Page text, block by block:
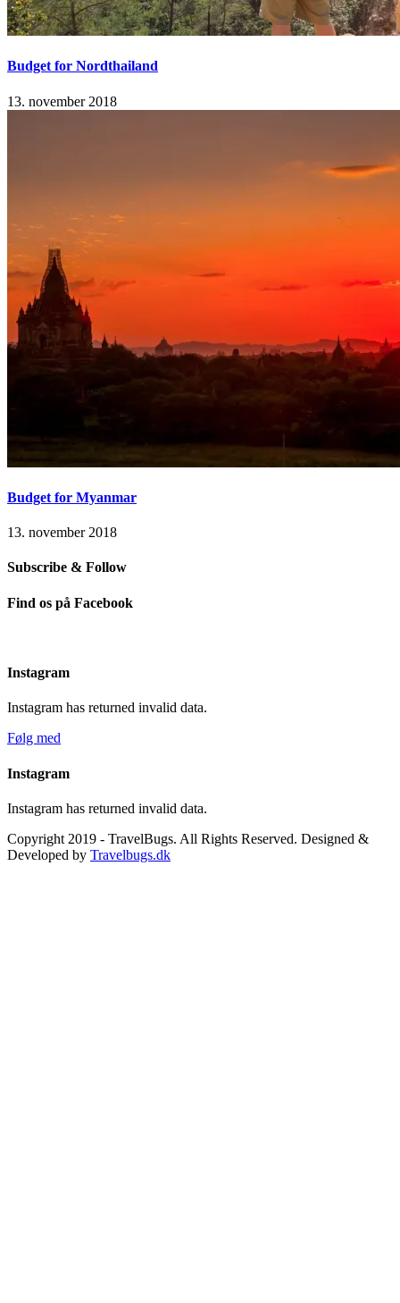
Budget for Nordthailand
13. november 2018
Budget for Myanmar
13. november 2018
Subscribe & Follow
Find os på Facebook
Instagram
Instagram has returned invalid data.
Følg med
Instagram
Instagram has returned invalid data.
Copyright 2019 - TravelBugs. All Rights Reserved. Designed &
Developed by Travelbugs.dk